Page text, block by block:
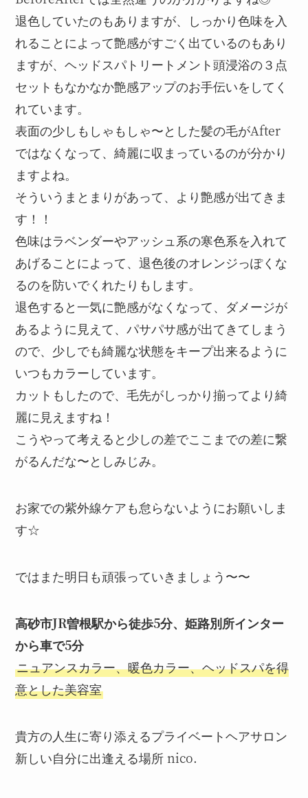
退色していたのもありますが、しっかり色味を入
れることによって艶感がすごく出ているのもあり
ますが、ヘッドスパトリートメント頭浸浴の３点
セットもなかなか艶感アップのお手伝いをしてく
れています。
表面の少しもしゃもしゃ〜とした髪の毛がAfter
ではなくなって、綺麗に収まっているのが分かり
ますよね。
そういうまとまりがあって、より艶感が出てきま
す！！
色味はラベンダーやアッシュ系の寒色系を入れて
あげることによって、退色後のオレンジっぽくな
るのを防いでくれたりもします。
退色すると一気に艶感がなくなって、ダメージが
あるように見えて、パサパサ感が出てきてしまう
ので、少しでも綺麗な状態をキープ出来るように
いつもカラーしています。
カットもしたので、毛先がしっかり揃ってより綺
麗に見えますね！
こうやって考えると少しの差でここまでの差に繋
がるんだな〜としみじみ。
お家での紫外線ケアも怠らないようにお願いしま
す☆
ではまた明日も頑張っていきましょう〜〜
高砂市JR曽根駅から徒歩5分、姫路別所インター
から車で5分
ニュアンスカラー、暖色カラー、ヘッドスパを得
意とした美容室
貴方の人生に寄り添えるプライベートヘアサロン
新しい自分に出逢える場所 nico.